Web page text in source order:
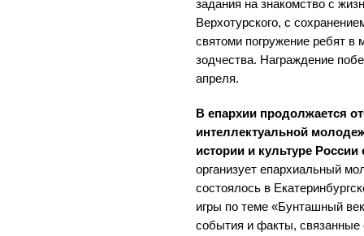
задания на знакомство с
Верхотурского, с
святоми погружение ребят в
зодчества. Награждение
апреля.
В епархии продолжается
интеллектуальной
истории и культуре России
организует епархиальный
состоялось в
игры по теме «Бунташный
события и факты, связанные